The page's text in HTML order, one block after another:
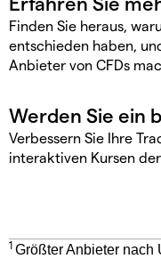
Finden Sie heraus,
entschieden haben,
Anbieter von CFDs
Verbessern Sie Ihre
interaktiven Kursen
1 Größter Anbieter nach